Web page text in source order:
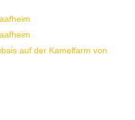
auf der Kamelfarm von